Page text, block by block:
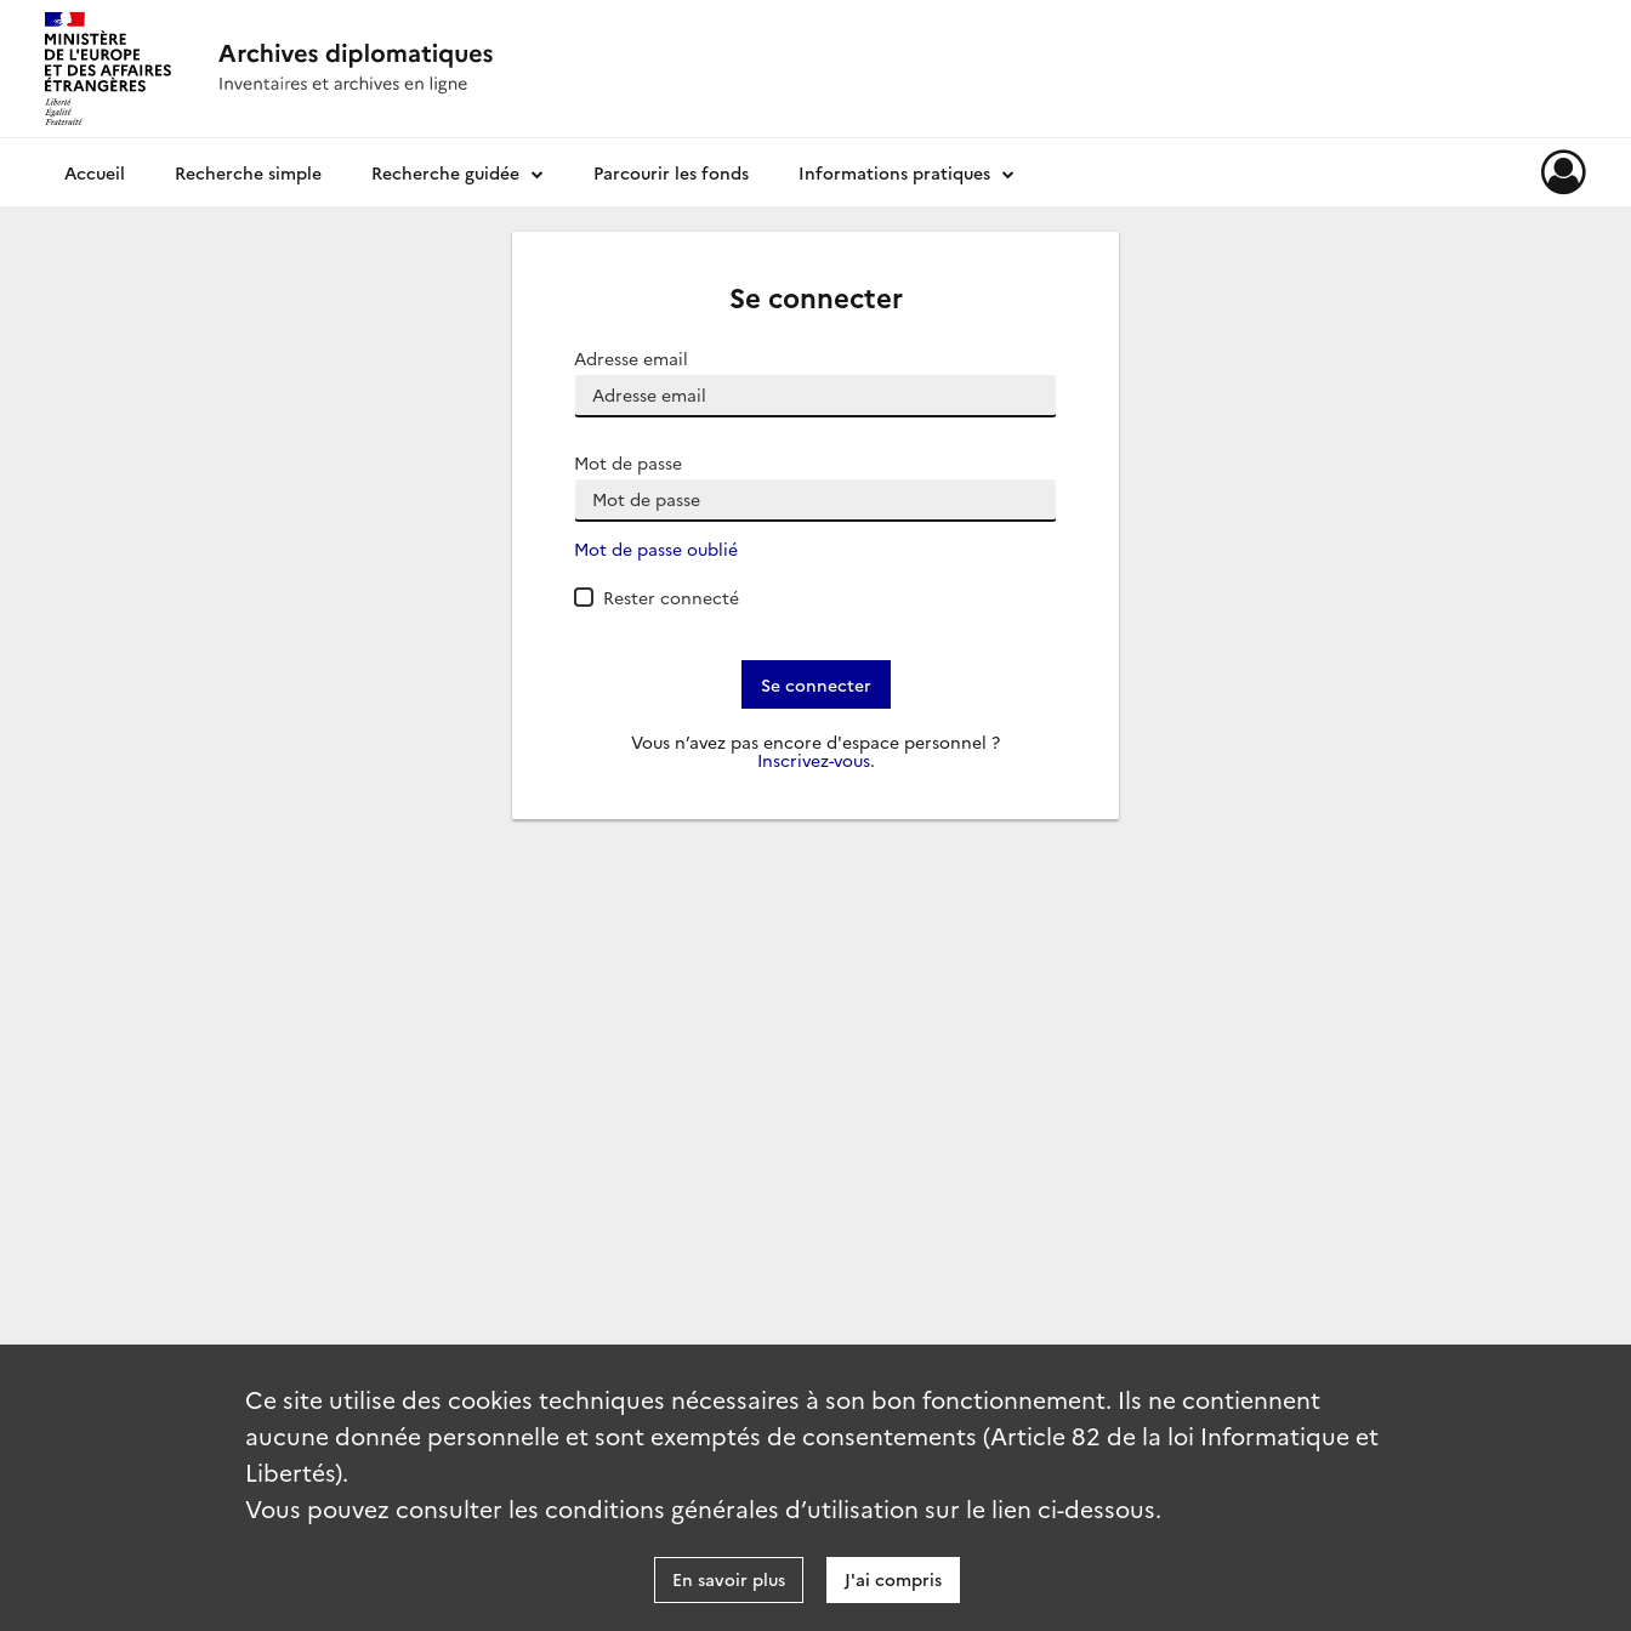
Archives diplomatiquesRecherche simple Recherche guidée Parcourir les fonds Informations pratiques
Se connecter
Adresse email
Mot de passe
Mot de passe oublié
Rester connecté
Se connecter
Vous n’avez pas encore d'espace personnel ?
Inscrivez-vous.
Ce site utilise des cookies techniques nécessaires à son bon fonctionnement. Ils ne contiennent
aucune donnée personnelle et sont exemptés de consentements (Article 82 de la loi Informatique et
Libertés).
Vous pouvez consulter les conditions générales d’utilisation sur le lien ci-dessous.
En savoir plus J'ai compris